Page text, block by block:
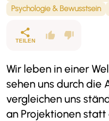
Psychologie & Bewusstsein
TEILEN
Wir leben in einer
sehen uns durch die
vergleichen uns
an Projektionen